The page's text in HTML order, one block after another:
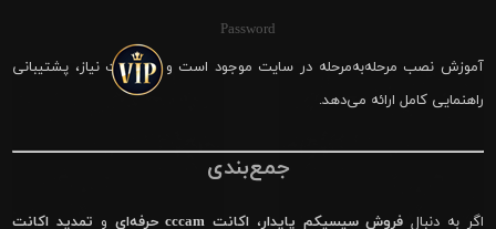
Password
آموزش نصب مرحله‌به‌مرحله در سایت موجود است و در صورت نیاز، پشتیبانی
راهنمایی کامل ارائه می‌دهد.
جمع‌بندی
اگر به دنبال فروش سیسیکم پایدار، اکانت cccam حرفه‌ای و تمدید اکانت